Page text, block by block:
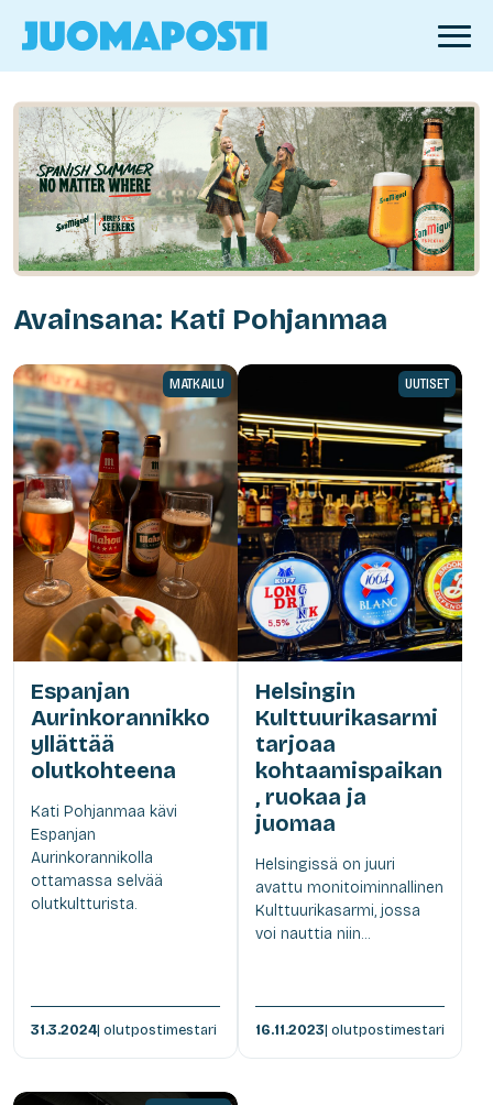
Avainsana: Kati Pohjanmaa
MATKAILU
Espanjan
Aurinkorannikko
yllättää
olutkohteena
Kati Pohjanmaa kävi
Espanjan
Aurinkorannikolla
ottamassa selvää
olutkultturista.
31.3.2024| olutpostimestari
UUTISET
Helsingin
Kulttuurikasarmi
tarjoaa
kohtaamispaikan
, ruokaa ja
juomaa
Helsingissä on juuri
avattu monitoiminnallinen
Kulttuurikasarmi, jossa
voi nauttia niin...
16.11.2023| olutpostimestari